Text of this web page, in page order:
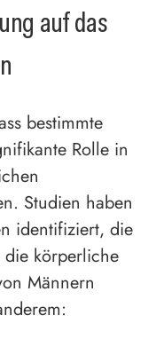
auf das
bestimmte
Rolle in
Studien haben
identifiziert, die
die körperliche
Männern